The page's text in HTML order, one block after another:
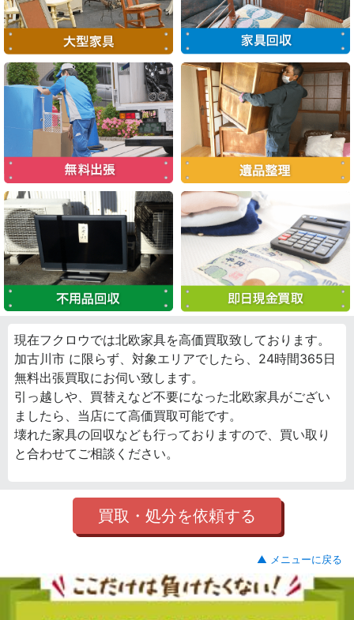
現在フクロウでは北欧家具を高価買取致しております。
加古川市 に限らず、対象エリアでしたら、24時間365日
無料出張買取にお伺い致します。
引っ越しや、買替えなど不要になった北欧家具がござい
ましたら、当店にて高価買取可能です。
壊れた家具の回収なども行っておりますので、買い取り
と合わせてご相談ください。
買取・処分を依頼する
▲ メニューに戻る